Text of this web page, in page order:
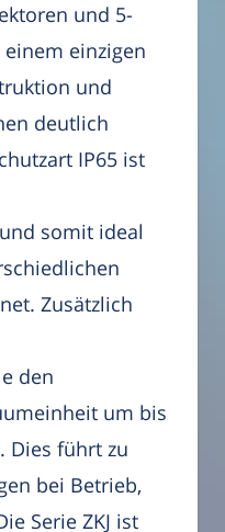
und 5-
einzigen
und
deutlich
IP65 ist
somit ideal
Zusätzlich
den
um bis
Dies führt zu
bei Betrieb,
Serie ZKJ ist